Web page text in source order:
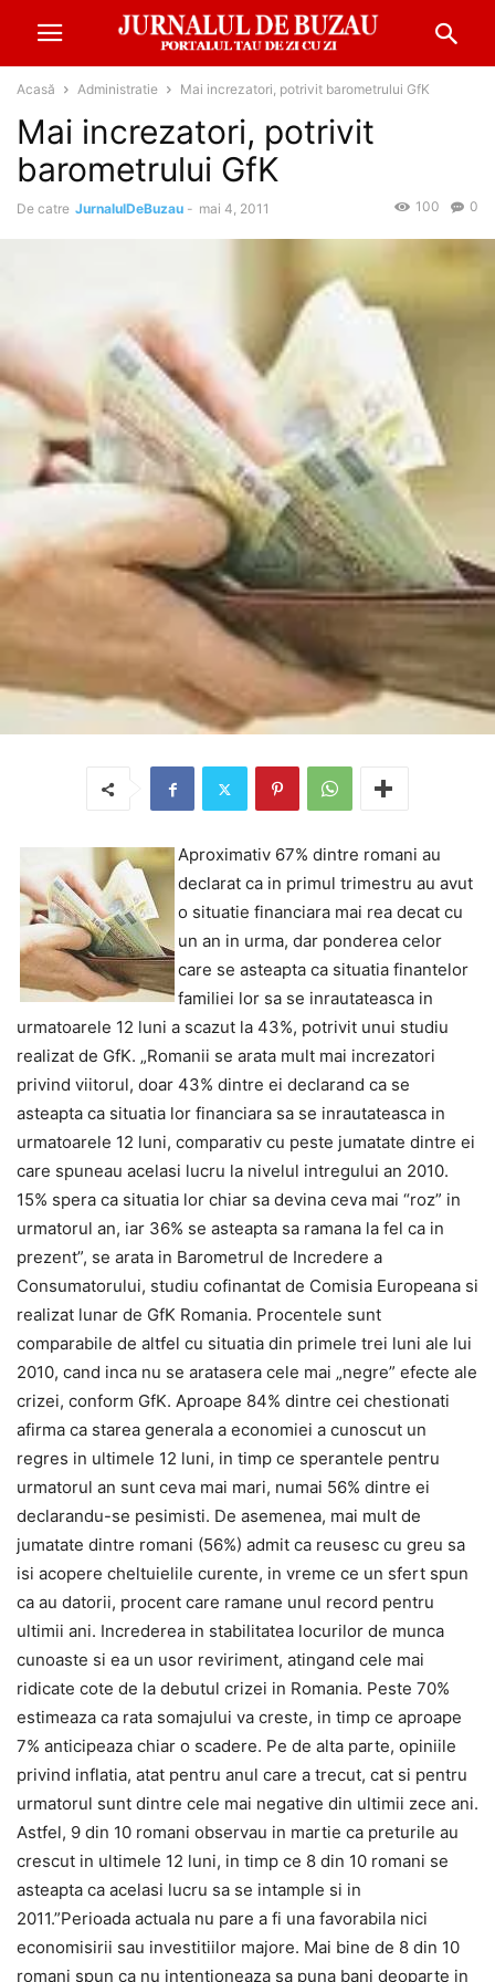
Acasă Administratie Mai increzatori, potrivit barometrului GfK
Mai increzatori, potrivit
barometrului GfK
De catre JurnalulDeBuzau - mai 4, 2011 0
100
Aproximativ 67% dintre romani au
declarat ca in primul trimestru au avut
o situatie financiara mai rea decat cu
un an in urma, dar ponderea celor
care se asteapta ca situatia finantelor
familiei lor sa se inrautateasca in
urmatoarele 12 luni a scazut la 43%, potrivit unui studiu
realizat de GfK. „Romanii se arata mult mai increzatori
privind viitorul, doar 43% dintre ei declarand ca se
asteapta ca situatia lor financiara sa se inrautateasca in
urmatoarele 12 luni, comparativ cu peste jumatate dintre ei
care spuneau acelasi lucru la nivelul intregului an 2010.
15% spera ca situatia lor chiar sa devina ceva mai “roz” in
urmatorul an, iar 36% se asteapta sa ramana la fel ca in
prezent”, se arata in Barometrul de Incredere a
Consumatorului, studiu cofinantat de Comisia Europeana si
realizat lunar de GfK Romania. Procentele sunt
comparabile de altfel cu situatia din primele trei luni ale lui
2010, cand inca nu se aratasera cele mai „negre” efecte ale
crizei, conform GfK. Aproape 84% dintre cei chestionati
afirma ca starea generala a economiei a cunoscut un
regres in ultimele 12 luni, in timp ce sperantele pentru
urmatorul an sunt ceva mai mari, numai 56% dintre ei
declarandu-se pesimisti. De asemenea, mai mult de
jumatate dintre romani (56%) admit ca reusesc cu greu sa
isi acopere cheltuielile curente, in vreme ce un sfert spun
ca au datorii, procent care ramane unul record pentru
ultimii ani. Increderea in stabilitatea locurilor de munca
cunoaste si ea un usor reviriment, atingand cele mai
ridicate cote de la debutul crizei in Romania. Peste 70%
estimeaza ca rata somajului va creste, in timp ce aproape
7% anticipeaza chiar o scadere. Pe de alta parte, opiniile
privind inflatia, atat pentru anul care a trecut, cat si pentru
urmatorul sunt dintre cele mai negative din ultimii zece ani.
Astfel, 9 din 10 romani observau in martie ca preturile au
crescut in ultimele 12 luni, in timp ce 8 din 10 romani se
asteapta ca acelasi lucru sa se intample si in
2011.”Perioada actuala nu pare a fi una favorabila nici
economisirii sau investitiilor majore. Mai bine de 8 din 10
romani spun ca nu intentioneaza sa puna bani deoparte in